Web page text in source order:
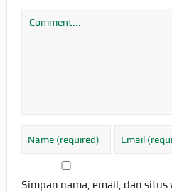
Simpan nama, email, dan situs